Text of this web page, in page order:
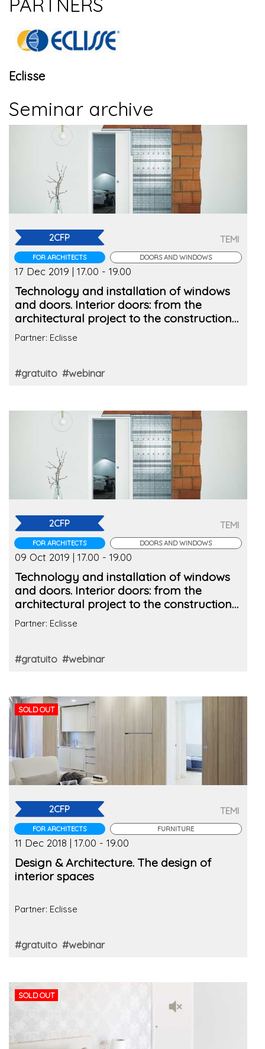
Eclisse
Seminar archive
2CFP
FOR ARCHITECTS
TEMI
DOORS AND WINDOWS
17 Dec 2019 | 17.00 - 19.00
Technology and installation of windows
and doors. Interior doors: from the
architectural project to the construction
site
Partner: Eclisse
#gratuito #webinar
2CFP
FOR ARCHITECTS
TEMI
DOORS AND WINDOWS
09 Oct 2019 | 17.00 - 19.00
Technology and installation of windows
and doors. Interior doors: from the
architectural project to the construction
site
Partner: Eclisse
#gratuito #webinar
SOLD OUT
2CFP
FOR ARCHITECTS
TEMI
FURNITURE
11 Dec 2018 | 17.00 - 19.00
Design & Architecture. The design of
interior spaces
Partner: Eclisse
#gratuito #webinar
SOLD OUT